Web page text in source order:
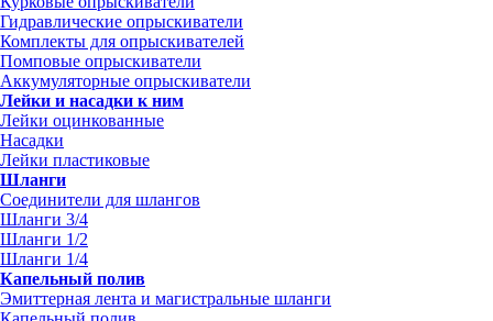
Гидравлические опрыскиватели
Комплекты для опрыскивателей
Помповые опрыскиватели
Аккумуляторные опрыскиватели
Лейки и насадки к ним
Лейки оцинкованные
Насадки
Лейки пластиковые
Шланги
Соединители для шлангов
Шланги 3/4
Шланги 1/2
Шланги 1/4
Капельный полив
Эмиттерная лента и магистральные шланги